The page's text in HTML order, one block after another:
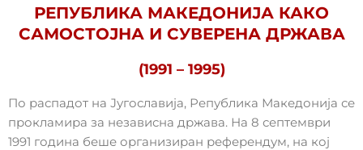
РЕПУБЛИКА МАКЕДОНИЈА КАКО
САМОСТОЈНА И СУВЕРЕНА ДРЖАВА
(1991 – 1995)
По распадот на Југославија, Република Македонија се
прокламира за независна држава. На 8 септември
1991 година беше организиран референдум, на кој